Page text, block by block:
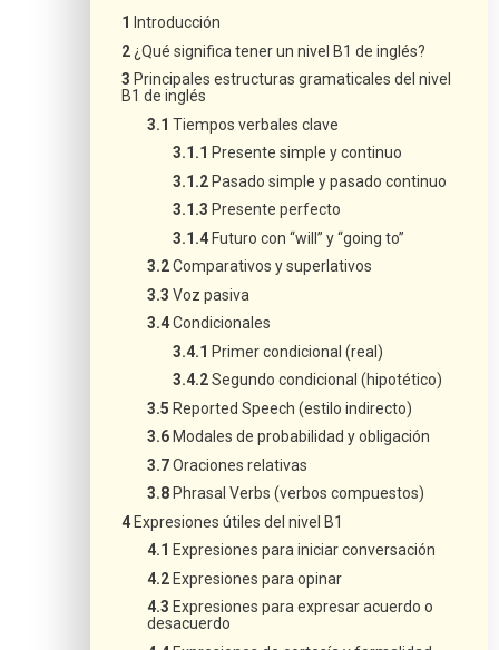
Introducción
¿Qué significa tener un nivel B1 de inglés?
Principales estructuras gramaticales del nivel
B1 de inglés
Tiempos verbales clave
Presente simple y continuo
Pasado simple y pasado continuo
Presente perfecto
Futuro con “will” y “going to”
Comparativos y superlativos
Voz pasiva
Condicionales
Primer condicional (real)
Segundo condicional (hipotético)
Reported Speech (estilo indirecto)
Modales de probabilidad y obligación
Oraciones relativas
Phrasal Verbs (verbos compuestos)
Expresiones útiles del nivel B1
Expresiones para iniciar conversación
Expresiones para opinar
Expresiones para expresar acuerdo o
desacuerdo